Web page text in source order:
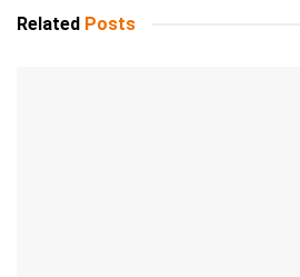
Related Posts